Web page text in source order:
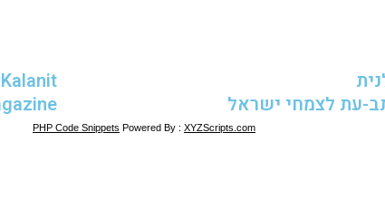
עת לצמחי ישראל
Kalanit
PHP Code Snippets Powered By : XYZScripts.com